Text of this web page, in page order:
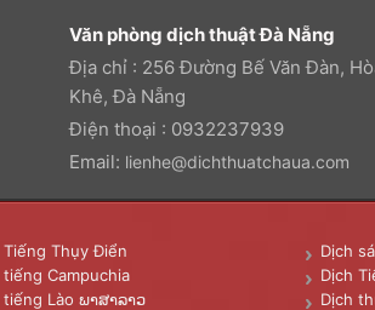
Văn phòng dịch thuật Đà Nẵng
Địa chỉ : 256 Đường Bế Văn Đàn,
Khê, Đà Nẵng
Điện thoại : 0932237939
Email: lienhe@dichthuatchaua.com
Tiếng Thụy Điển
tiếng Campuchia
tiếng Lào ພາສາລາວ
Dịch
Dịch
Dịch